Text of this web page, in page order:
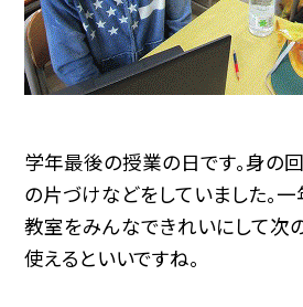
学年最後の授業の日です。身の
の片づけなどをしていました。
教室をみんなできれいにして次
使えるといいですね。